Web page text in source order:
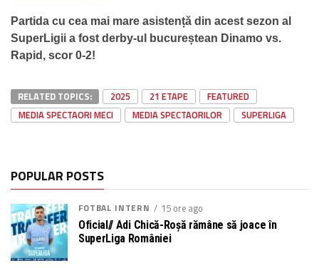
Partida cu cea mai mare asistență din acest sezon al
SuperLigii a fost derby-ul bucureștean Dinamo vs.
Rapid, scor 0-2!
RELATED TOPICS: 2025 21 ETAPE
FEATURED
MEDIA SPECTAORI MECI
MEDIA SPECTAORILOR SUPERLIGA
POPULAR POSTS
FOTBAL INTERN 15 ore ago
Oficial// Adi Chică-Roșă rămâne să joace în
SuperLiga României